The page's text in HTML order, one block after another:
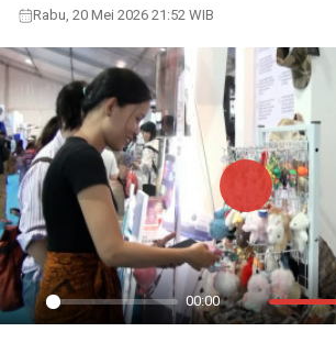
Rabu, 20 Mei 2026 21:52 WIB
Play
00:00
Mute
Play